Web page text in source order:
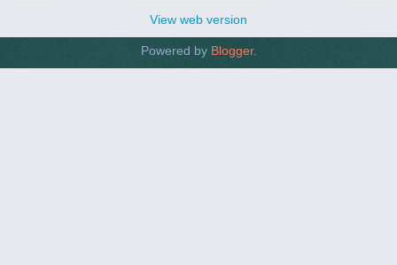
View web version
Powered by Blogger.